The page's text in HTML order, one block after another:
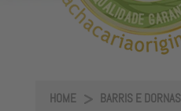
HOME BARRIS E DORNAS